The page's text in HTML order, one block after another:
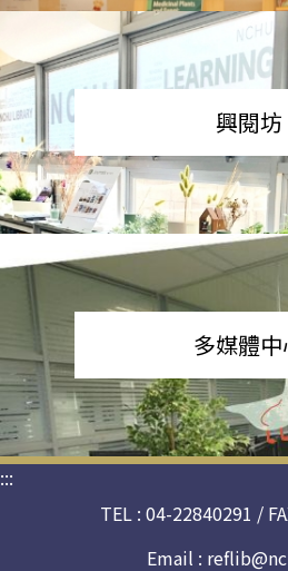
興閱坊
多媒體
:::
TEL : 04-22840291 /